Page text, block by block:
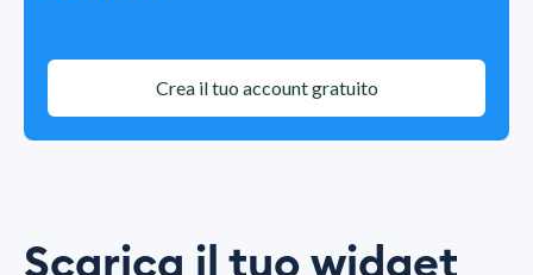
Crea il tuo account gratuito
Scarica il tuo widget